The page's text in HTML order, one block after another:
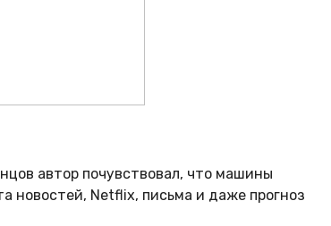
автор почувствовал, что машины
новостей, Netflix, письма и даже прогноз